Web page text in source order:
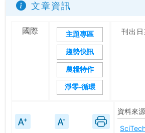
文章資訊
國際 主題專區
趨勢快訊
農糧特作
淨零-循環
刊出
資料來源